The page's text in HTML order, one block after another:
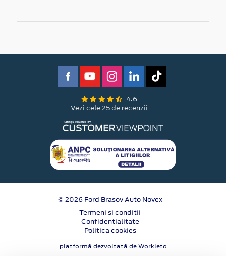
4.6
Vezi cele 25 de recenzii
© 2026 Ford Brasov Auto Novex
Termeni si conditii
Confidentialitate
Politica cookies
platformă dezvoltată de Workleto